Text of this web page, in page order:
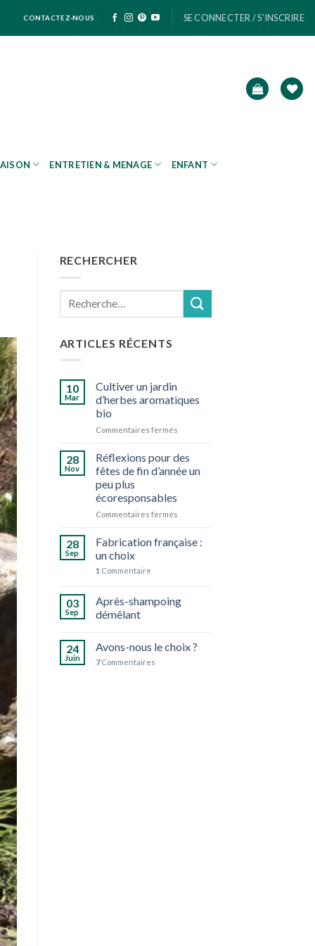
CONTACTEZ-NOUS SE CONNECTER / S’INSCRIRE
ENTRETIEN & MENAGE ENFANT
RECHERCHER
Recherche
ARTICLES RÉCENTS
10
Mar
Cultiver un jardin
d’herbes aromatiques
bio
Commentaires ferméssur
un
d’herbes
28
Nov
Réflexions pour des
fêtes de fin d’année un
peu plus
écoresponsables
Commentaires ferméssur
pour
des
un
écoresponsables
28
Sep
Fabrication française :
un choix
1 Commentaire
03
Sep
Après-shampoing
démêlant
24
Juin
Avons-nous le choix ?
7Commentaires